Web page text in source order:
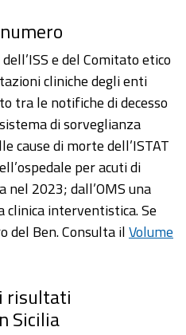
e del Comitato etico
cliniche degli enti
tra le notifiche di decesso
di sorveglianza
cause di morte dell’ISTAT
per acuti di
2023; dall’OMS una
clinica interventistica. Se
del Ben. Consulta ilVolume
risultati
Sicilia